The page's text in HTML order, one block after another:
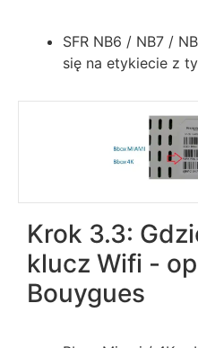
SFR NB6 / NB7 /
się na etykiecie z
Krok 3.3:
klucz Wifi -
Bouygues